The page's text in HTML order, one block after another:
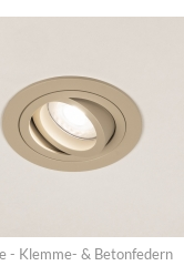
- Klemme- & Betonfedern